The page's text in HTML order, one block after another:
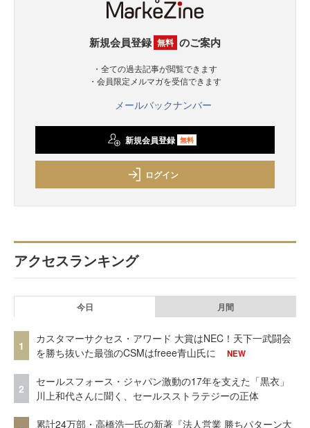
新規会員登録 無料 のご案内
・全ての過去記事が閲覧できます
・会員限定メルマガを受信できます
メールバックナンバー
新規会員登録 無料
ログイン
アクセスランキング
今日 月間
1
カスタマーサクセス・アワード 大賞はNEC！天下一武闘会
を勝ち抜いた最強のCSMはfreee青山氏に
NEW
2
セールスフォース・ジャパン激動の17年を支えた「黒衣」
川上和代さんに聞く、セールスストラテジーの正体
累計24万部・高橋浩一氏の新著『法人営業 勝ちパターン大